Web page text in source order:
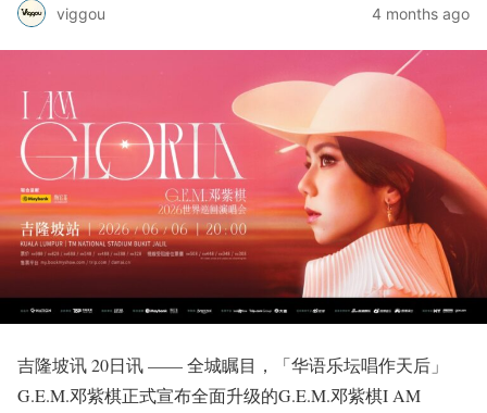
viggou 4 months ago
吉隆坡讯 20日讯 —— 全城瞩目，「华语乐坛唱作天后」
G.E.M.邓紫棋正式宣布全面升级的G.E.M.邓紫棋I AM